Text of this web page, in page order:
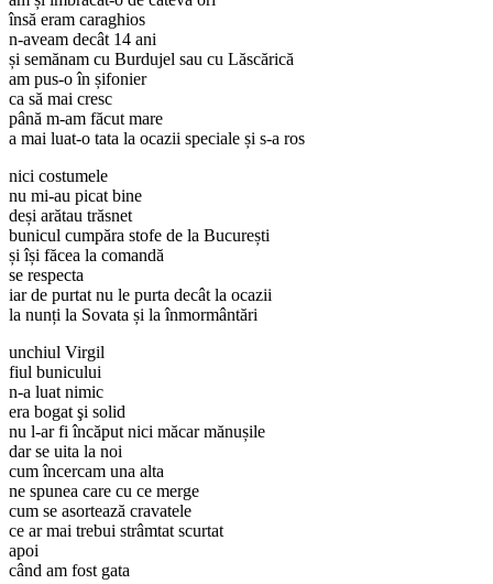
însă eram caraghios
n-aveam decât 14 ani
și semănam cu Burdujel sau cu Lăscărică
am pus-o în șifonier
ca să mai cresc
până m-am făcut mare
a mai luat-o tata la ocazii speciale și s-a ros
nici costumele
nu mi-au picat bine
deși arătau trăsnet
bunicul cumpăra stofe de la București
și își făcea la comandă
se respecta
iar de purtat nu le purta decât la ocazii
la nunți la Sovata și la înmormântări
unchiul Virgil
fiul bunicului
n-a luat nimic
era bogat şi solid
nu l-ar fi încăput nici măcar mănușile
dar se uita la noi
cum încercam una alta
ne spunea care cu ce merge
cum se asortează cravatele
ce ar mai trebui strâmtat scurtat
apoi
când am fost gata